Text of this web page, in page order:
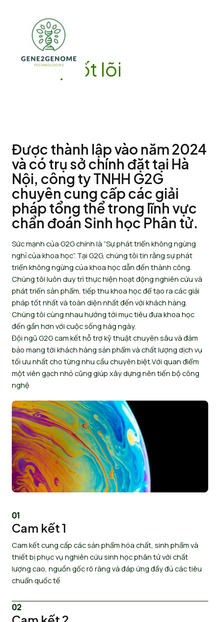
Giá trị cốt lõi
Được thành lập vào năm 2024
và có trụ sở chính đặt tại Hà
Nội, công ty TNHH G2G
chuyên cung cấp các giải
pháp tổng thể trong lĩnh vực
chẩn đoán Sinh học Phân tử.
Sức mạnh của G2G chính là “Sự phát triển không ngừng
nghỉ của khoa học”. Tại G2G, chúng tôi tin rằng sự phát
triển không ngừng của khoa học dẫn đến thành công.
Chúng tôi luôn duy trì thực hiện hoạt động nghiên cứu và
phát triển sản phẩm, tiếp thu khoa học để tạo ra các giải
pháp tốt nhất và toàn diện nhất đến với khách hàng.
Chúng tôi cùng nhau hướng tới mục tiêu đưa khoa học
đến gần hơn với cuộc sống hàg ngày.
Đội ngũ G2G cam kết hỗ trợ kỹ thuật chuyên sâu và đảm
bảo mang tới khách hàng sản phẩm và chất lượng dịch vụ
tối ưu nhất cho từng nhu cầu chuyên biệt.Với quan điểm
một viên gạch nhỏ cũng giúp xây dựng nên tiến bộ công
nghệ
01
Cam kết 1
Cam kết cung cấp các sản phẩm hóa chất, sinh phẩm và
thiết bị phục vụ nghiên cứu sinh học phân tử với chất
lượng cao, nguồn gốc rõ ràng và đáp ứng đầy đủ các tiêu
chuẩn quốc tế
02